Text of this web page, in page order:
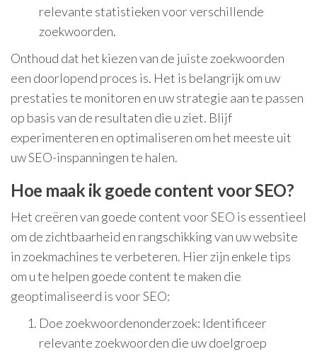
relevante statistieken voor verschillende
zoekwoorden.
Onthoud dat het kiezen van de juiste zoekwoorden
een doorlopend proces is. Het is belangrijk om uw
prestaties te monitoren en uw strategie aan te passen
op basis van de resultaten die u ziet. Blijf
experimenteren en optimaliseren om het meeste uit
uw SEO-inspanningen te halen.
Hoe maak ik goede content voor SEO?
Het creëren van goede content voor SEO is essentieel
om de zichtbaarheid en rangschikking van uw website
in zoekmachines te verbeteren. Hier zijn enkele tips
om u te helpen goede content te maken die
geoptimaliseerd is voor SEO:
Doe zoekwoordenonderzoek: Identificeer
relevante zoekwoorden die uw doelgroep